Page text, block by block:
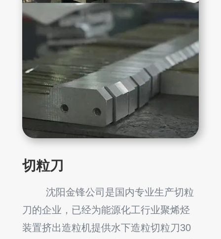
切粒刀
沈阳金锋公司是国内专业生产切粒
刀的企业，已经为能源化工行业聚烯烃
装置挤出造粒机提供水下造粒切粒刀30